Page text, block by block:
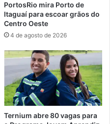
PortosRio mira Porto de
Itaguaí para escoar grãos do
Centro Oeste
4 de agosto de 2026
Ternium abre 80 vagas para